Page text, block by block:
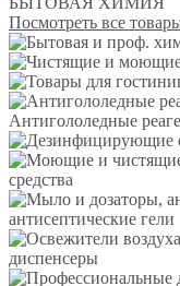
Посмотреть все
Антигололедные
средства
антисептические гели
диспенсеры